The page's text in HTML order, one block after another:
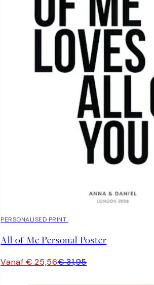
20%*
PERSONALISED PRINT
All of Me Personal Poster
Vanaf € 25,56€ 31,95